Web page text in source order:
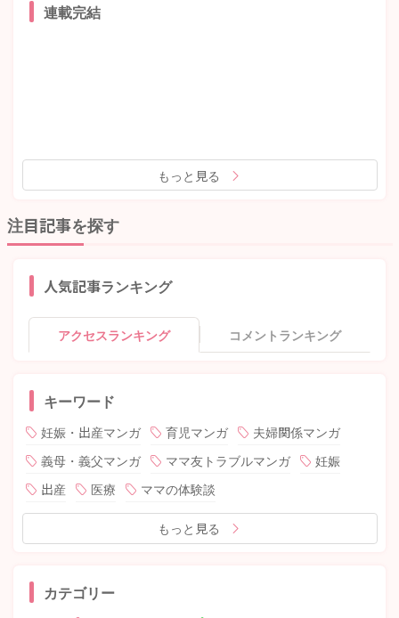
連載完結
もっと見る
注目記事を探す
人気記事ランキング
アクセスランキング コメントランキング
キーワード
妊娠・出産マンガ 育児マンガ
夫婦関係マンガ
義母・義父マンガ
ママ友トラブルマンガ
妊娠
出産
医療 ママの体験談
もっと見る
カテゴリー